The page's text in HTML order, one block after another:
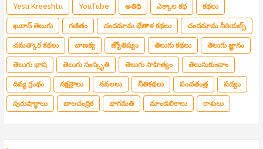
Yesu Kreeshtu YouTube అతిథి ఎక్కాల కధ కథలు
ఖురాన్ తెలుగు గణితం చందమామ భేతాళ కథలు చందమామ సీరియల్స్
చమత్కార కథలు చాణక్య జ్యోతిష్యం తెలుగు కథలు తెలుగు జ్ఞానం
తెలుగు భాష తెలుగు సంస్కృతి తెలుగు సాహిత్యం తెలుసుకుందాం
దివ్య గ్రంథం నక్షత్రాలు నవలలు నీతికథలు పంచతంత్ర పద్యం
పురుషార్థాలు బాలచంద్రిక భాగమతి మాండలికాలు రాశులు